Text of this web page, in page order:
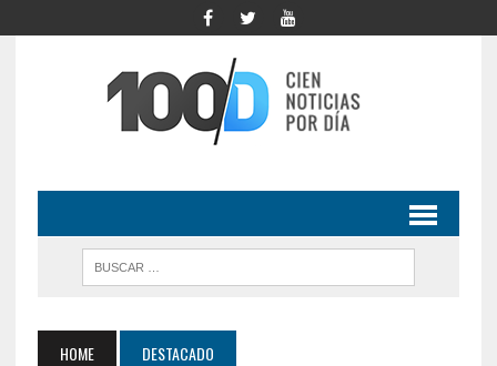
HOME DESTACADO